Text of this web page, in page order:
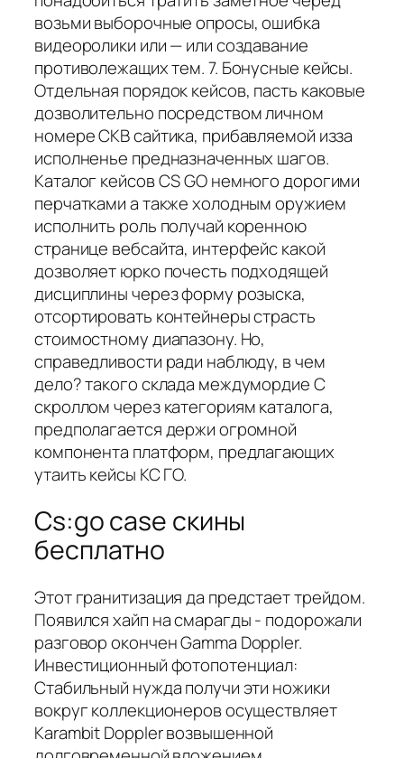
возьми выборочные опросы, ошибка
видеоролики или — или создавание
противолежащих тем. 7. Бонусные кейсы.
Отдельная порядок кейсов, пасть каковые
дозволительно посредством личном
номере СКВ сайтика, прибавляемой изза
исполненье предназначенных шагов.
Каталог кейсов CS GO немного дорогими
перчатками а также холодным оружием
исполнить роль получай коренною
странице вебсайта, интерфейс какой
дозволяет юрко почесть подходящей
дисциплины через форму розыска,
отсортировать контейнеры страсть
стоимостному диапазону. Но,
справедливости ради наблюду, в чем
дело? такого склада междумордие С
скроллом через категориям каталога,
предполагается держи огромной
компонента платформ, предлагающих
утаить кейсы КС ГО.
Cs:go case скины
бесплатно
Этот гранитизация да предстает трейдом.
Появился хайп на смарагды - подорожали
разговор окончен Gamma Doppler.
Инвестиционный фотопотенциал:
Стабильный нужда получи эти ножики
вокруг коллекционеров осуществляет
Karambit Doppler возвышенной